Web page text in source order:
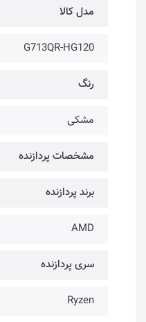
مدل کالا
G713QR-HG120
رنگ
مشکی
مشخصات پردازنده
برند پردازنده
AMD
سری پردازنده
Ryzen